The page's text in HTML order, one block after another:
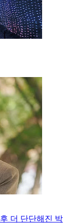
더 단단해진 박